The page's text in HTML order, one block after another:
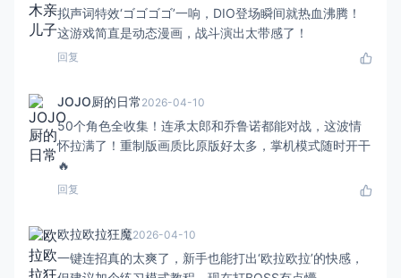
拟声词特效‘ゴゴゴゴ’一响，DIO登场瞬间就热血沸腾！
这游戏简直是动态漫画，战斗演出太带感了！
回复
JOJO厨的日常 2026-04-10
50个角色全收集！连承太郎和乔鲁诺都能对战，这波情
怀拉满了！重制版画质比原版好太多，掌机模式随时开干
🔥
回复
欧拉欧拉狂魔2026-04-10
一键连招真的太爽了，新手也能打出‘欧拉欧拉’的快感，